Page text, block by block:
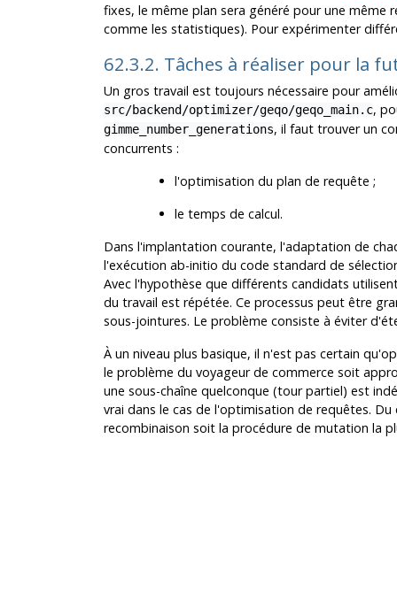
fixes, le même plan sera généré pour une
comme les statistiques). Pour expérimenter
62.3.2. Tâches à réaliser pour la
Un gros travail est toujours nécessaire pour
src/backend/optimizer/geqo/geqo_main.c,
gimme_number_generations, il faut trouver un
concurrents :
l'optimisation du plan de requête ;
le temps de calcul.
Dans l'implantation courante, l'adaptation de
l'exécution ab-initio du code standard de
Avec l'hypothèse que différents candidats
du travail est répétée. Ce processus peut être
sous-jointures. Le problème consiste à éviter
À un niveau plus basique, il n'est pas certain
le problème du voyageur de commerce soit
une sous-chaîne quelconque (tour partiel) est
vrai dans le cas de l'optimisation de requêtes.
recombinaison soit la procédure de mutation la